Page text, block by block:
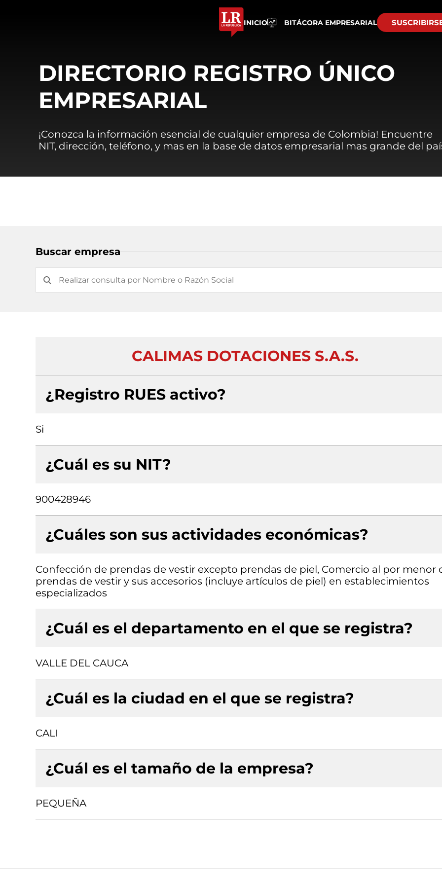
INICIO BITÁCORA EMPRESARIAL
DIRECTORIO REGISTRO ÚNICO
EMPRESARIAL
¡Conozca la información esencial de cualquier empresa de Colombia! Encuentre
NIT, dirección, teléfono, y mas en la base de datos empresarial mas grande del
Buscar empresa
CALIMAS DOTACIONES S.A.S.
¿Registro RUES activo?
Si
¿Cuál es su NIT?
900428946
¿Cuáles son sus actividades económicas?
Confección de prendas de vestir excepto prendas de piel, Comercio al por menor
prendas de vestir y sus accesorios (incluye artículos de piel) en establecimientos
especializados
¿Cuál es el departamento en el que se registra?
VALLE DEL CAUCA
¿Cuál es la ciudad en el que se registra?
CALI
¿Cuál es el tamaño de la empresa?
PEQUEÑA